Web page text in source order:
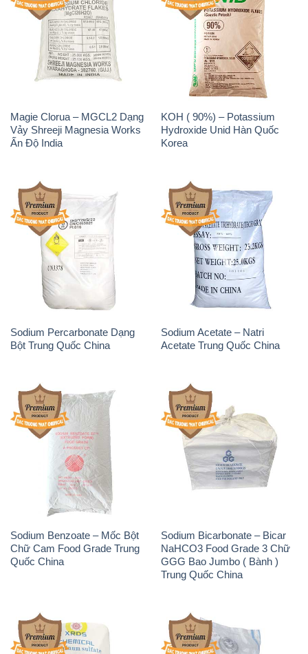
Magie Clorua – MGCL2 Dạng
Vảy Shreeji Magnesia Works
Ấn Độ India
KOH ( 90%) – Potassium
Hydroxide Unid Hàn Quốc
Korea
Sodium Percarbonate Dạng
Bột Trung Quốc China
Sodium Acetate – Natri
Acetate Trung Quốc China
Sodium Benzoate – Mốc Bột
Chữ Cam Food Grade Trung
Quốc China
Sodium Bicarbonate – Bicar
NaHCO3 Food Grade 3 Chữ
GGG Bao Jumbo ( Bành )
Trung Quốc China